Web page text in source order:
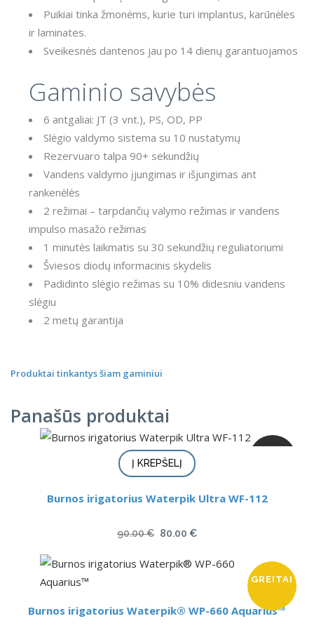
Puikiai tinka žmonėms, kurie turi implantus, karūnėles
ir laminates.
Sveikesnės dantenos jau po 14 dienų garantuojamos
Gaminio savybės
6 antgaliai: JT (3 vnt.), PS, OD, PP
Slėgio valdymo sistema su 10 nustatymų
Rezervuaro talpa 90+ sekundžių
Vandens valdymo įjungimas ir išjungimas ant
rankenėlės
2 režimai – tarpdančių valymo režimas ir vandens
impulso masažo režimas
1 minutės laikmatis su 30 sekundžių reguliatoriumi
Šviesos diodų informacinis skydelis
Padidinto slėgio režimas su 10% didesniu vandens
slėgiu
2 metų garantija
Produktai tinkantys šiam gaminiui
Panašūs produktai
Į KREPŠELĮ
Burnos irigatorius Waterpik Ultra WF-112
90.00€ Original
was:
80.00 €Current
is:
GREITAI
Burnos irigatorius Waterpik® WP-660 Aquarius™